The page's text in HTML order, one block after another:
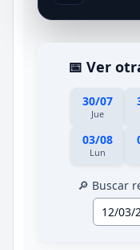
📅 Ver
30/07
Jue
03/08
Lun
🔎 Buscar